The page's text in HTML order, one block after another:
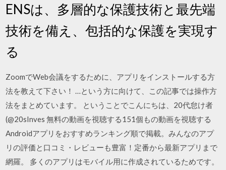
ENSは、多層的な保護技術と最先端
技術を備え、包括的な保護を実現す
る
ZoomでWeb会議をするために、アプリをインストールする方
法を教えて下さい！ …という方に向けて、この記事では操作方
法をまとめています。 ということでこんにちは、20代怠け者
(@20sInves 無料の動画を視聴する151個もの動画を視聴する
Androidアプリをおすすめランキング順で掲載。みんなのアプ
リの評価と口コミ・レビューも豊富！定番から最新アプリまで
網羅。 多くのアプリはモバイル用に作成されているためです。